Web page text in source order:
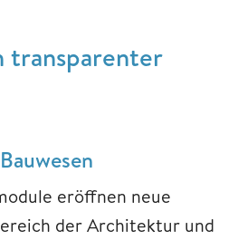
transparenter
eröffnen neue
der Architektur und